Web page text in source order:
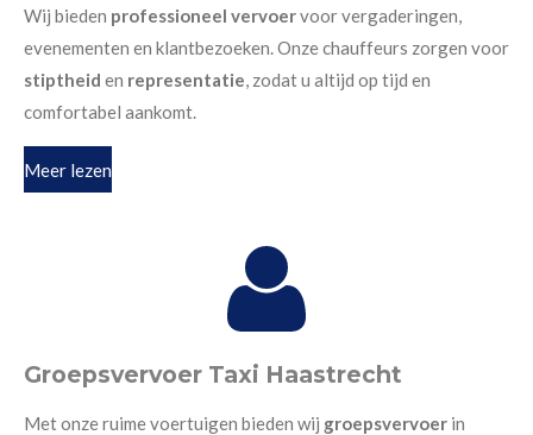
Wij bieden professioneel vervoervoor vergaderingen,
evenementen en klantbezoeken. Onze chauffeurs zorgen voor
stiptheid en representatie, zodat u altijd op tijd en
comfortabel aankomt.
Meer lezen
Groepsvervoer Taxi Haastrecht
Met onze ruime voertuigen bieden wij groepsvervoer in